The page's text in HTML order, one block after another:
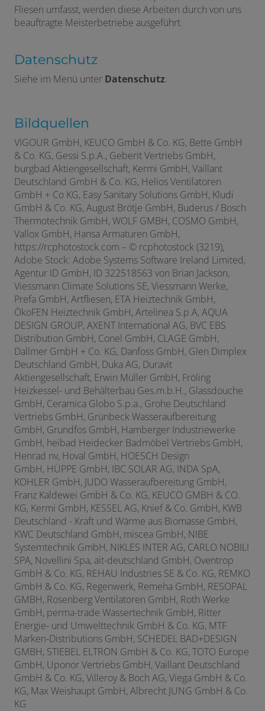
Fliesen umfasst, werden diese Arbeiten durch von uns
beauftragte Meisterbetriebe ausgeführt.
Datenschutz
Siehe im Menü unter Datenschutz.
Bildquellen
VIGOUR GmbH, KEUCO GmbH & Co. KG, Bette GmbH
& Co. KG, Gessi S.p.A., Geberit Vertriebs GmbH,
burgbad Aktiengesellschaft, Kermi GmbH, Vaillant
Deutschland GmbH & Co. KG, Helios Ventilatoren
GmbH + Co KG, Easy Sanitary Solutions GmbH, Kludi
GmbH & Co. KG, August Brötje GmbH, Buderus / Bosch
Thermotechnik GmbH, WOLF GMBH, COSMO GmbH,
Vallox GmbH, Hansa Armaturen GmbH,
https://rcphotostock.com – © rcphotostock (3219),
Adobe Stock: Adobe Systems Software Ireland Limited,
Agentur ID GmbH, ID 322518563 von Brian Jackson,
Viessmann Climate Solutions SE, Viessmann Werke,
Prefa GmbH, Artfliesen, ETA Heiztechnik GmbH,
ÖkoFEN Heiztechnik GmbH,Artelinea S.p.A,AQUA
DESIGN GROUP, AXENT International AG, BVC EBS
Distribution GmbH, Conel GmbH, CLAGE GmbH,
Dallmer GmbH + Co. KG, Danfoss GmbH, Glen Dimplex
Deutschland GmbH, Duka AG, Duravit
Aktiengesellschaft, Erwin Müller GmbH, Fröling
Heizkessel- und Behälterbau Ges.m.b.H., Glassdouche
GmbH, Ceramica Globo S.p.a., Grohe Deutschland
Vertriebs GmbH, Grünbeck Wasseraufbereitung
GmbH, Grundfos GmbH, Hamberger Industriewerke
GmbH, heibad Heidecker Badmöbel Vertriebs GmbH,
Henrad nv, Hoval GmbH, HOESCH Design
GmbH, HÜPPE GmbH, IBC SOLAR AG, INDA SpA,
KOHLER GmbH, JUDO Wasseraufbereitung GmbH,
Franz Kaldewei GmbH & Co. KG, KEUCO GMBH & CO.
KG, Kermi GmbH, KESSEL AG, Knief & Co. GmbH, KWB
Deutschland - Kraft und Wärme aus Biomasse GmbH,
KWC Deutschland GmbH, miscea GmbH, NIBE
Systemtechnik GmbH, NIKLES INTER AG, CARLO NOBILI
SPA, Novellini Spa, ait-deutschland GmbH, Oventrop
GmbH & Co. KG, REHAU Industries SE & Co. KG, REMKO
GmbH & Co. KG, Regenwerk, Remeha GmbH, RESOPAL
GMBH, Rosenberg Ventilatoren GmbH, Roth Werke
GmbH, perma-trade Wassertechnik GmbH, Ritter
Energie- und Umwelttechnik GmbH & Co. KG, MTF
Marken-Distributions GmbH, SCHEDEL BAD+DESIGN
GMBH, STIEBEL ELTRON GmbH & Co. KG, TOTO Europe
GmbH, Uponor Vertriebs GmbH, Vaillant Deutschland
GmbH & Co. KG, Villeroy & Boch AG, Viega GmbH & Co.
KG, Max Weishaupt GmbH,Albrecht JUNG GmbH & Co.
KG